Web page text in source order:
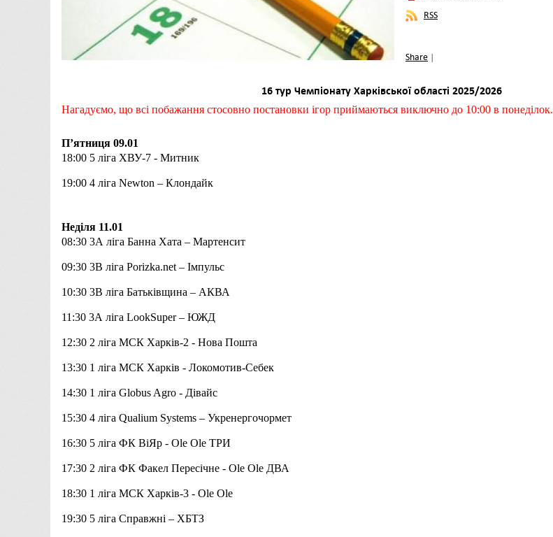
RSS
Share |
16тур Чемпіонату Харківської області 2025/2026
Нагадуємо, що всі побажання стосовно постановки ігор приймаються виключно до 10:00 в понеділок.
П’ятниця 09.01
18:00 5 ліга ХВУ-7 - Митник
19:00 4 ліга Newton – Клондайк
Неділя 11.01
08:30 3А ліга Банна Хата – Мартенсит
09:30 3В ліга Porizka.net – Імпульс
10:30 3В ліга Батьківщина – АКВА
11:30 3А ліга LookSuper – ЮЖД
12:30 2 ліга МСК Харків-2 - Нова Пошта
13:30 1 ліга МСК Харків - Локомотив-Себек
14:30 1 ліга Globus Agro - Дівайс
15:30 4 ліга Qualium Systems – Укренергочормет
16:30 5 ліга ФК ВіЯр - Ole Ole ТРИ
17:30 2 ліга ФК Факел Пересічне - Ole Ole ДВА
18:30 1 ліга МСК Харків-3 - Ole Ole
19:30 5 ліга Справжні – ХБТЗ